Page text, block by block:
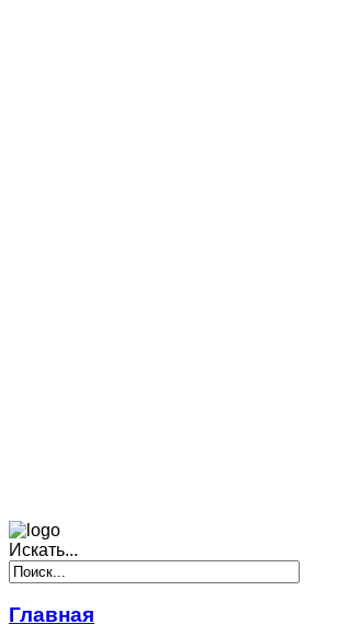
Искать...
Главная